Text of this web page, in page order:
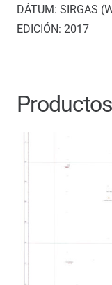
DÁTUM: SIRGAS
EDICIÓN: 2017